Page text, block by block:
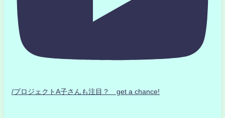
/プロジェクトA子さんも注目？ get a chance!